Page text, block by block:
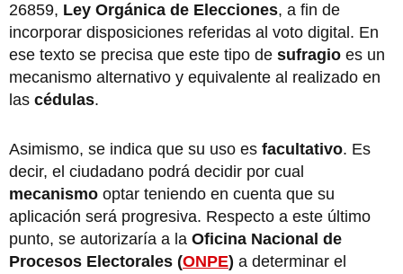
26859, Ley Orgánica de Elecciones, a fin de
incorporar disposiciones referidas al voto digital. En
ese texto se precisa que este tipo de sufragio es un
mecanismo alternativo y equivalente al realizado en
las cédulas.
Asimismo, se indica que su uso es facultativo. Es
decir, el ciudadano podrá decidir por cual
mecanismo optar teniendo en cuenta que su
aplicación será progresiva. Respecto a este último
punto, se autorizaría a la Oficina Nacional de
Procesos Electorales (ONPE) a determinar el